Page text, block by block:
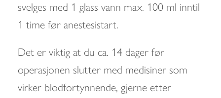
svelges med 1 glass vann max. 100 ml inntil
1 time før anestesistart.
Det er viktig at du ca. 14 dager før
operasjonen slutter med medisiner som
virker blodfortynnende, gjerne etter